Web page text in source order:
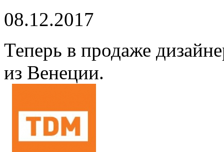
08.12.2017
Теперь в продаже
из Венеции.